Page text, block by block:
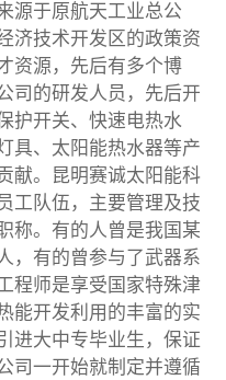
源于原航天工业总公
济技术开发区的政策资
资源，先后有多个博
司的研发人员，先后开
护开关、快速电热水
具、太阳能热水器等产
献。昆明赛诚太阳能科
工队伍，主要管理及技
称。有的人曾是我国某
，有的曾参与了武器系
程师是享受国家特殊津
能开发利用的丰富的实
进大中专毕业生，保证
司一开始就制定并遵循